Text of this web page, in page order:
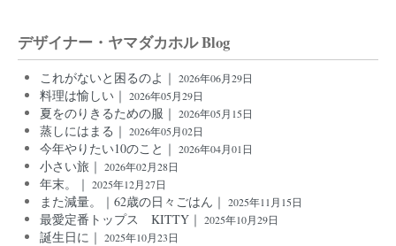
デザイナー・ヤマダカホル Blog
これがないと困るのよ｜ 2026年06月29日
料理は愉しい｜ 2026年05月29日
夏をのりきるための服｜ 2026年05月15日
蒸しにはまる｜ 2026年05月02日
今年やりたい10のこと｜ 2026年04月01日
小さい旅｜ 2026年02月28日
年末。｜ 2025年12月27日
また減量。｜62歳の日々ごはん｜ 2025年11月15日
最愛定番トップス KITTY｜ 2025年10月29日
誕生日に｜ 2025年10月23日